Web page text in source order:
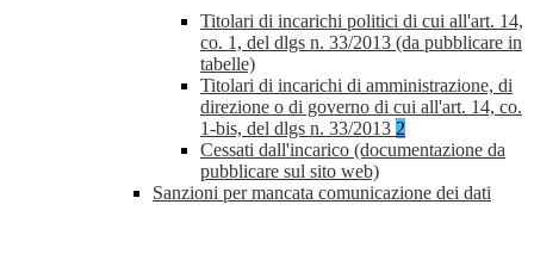
Titolari di incarichi politici di cui all'art. 14,
co. 1, del dlgs n. 33/2013 (da pubblicare in
tabelle)
Titolari di incarichi di amministrazione, di
direzione o di governo di cui all'art. 14, co.
1-bis, del dlgs n. 33/2013 2
Cessati dall'incarico (documentazione da
pubblicare sul sito web)
Sanzioni per mancata comunicazione dei dati